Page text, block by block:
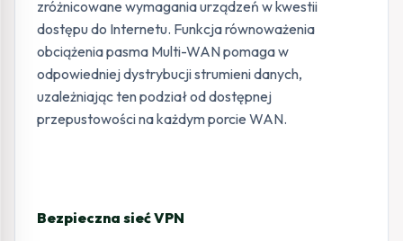
zróżnicowane wymagania urządzeń w kwestii
dostępu do Internetu. Funkcja równoważenia
obciążenia pasma Multi-WAN pomaga w
odpowiedniej dystrybucji strumieni danych,
uzależniając ten podział od dostępnej
przepustowości na każdym porcie WAN.
Bezpieczna sieć VPN